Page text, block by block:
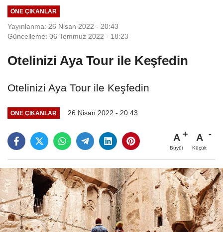
ÖNE ÇIKANLAR
Yayınlanma: 26 Nisan 2022 - 20:43
Güncelleme: 06 Temmuz 2022 - 18:23
Otelinizi Aya Tour ile Keşfedin
Otelinizi Aya Tour ile Keşfedin
ÖNE ÇIKANLAR 26 Nisan 2022 - 20:43
A
Büyüt
A
Küçült